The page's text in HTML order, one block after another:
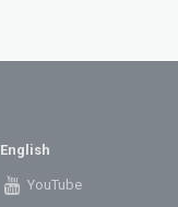
English
YouTube